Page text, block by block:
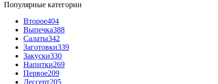
Популярные категории
Второе404
Выпечка388
Салаты342
Заготовки339
Закуски330
Напитки269
Первое209
Дессерт205